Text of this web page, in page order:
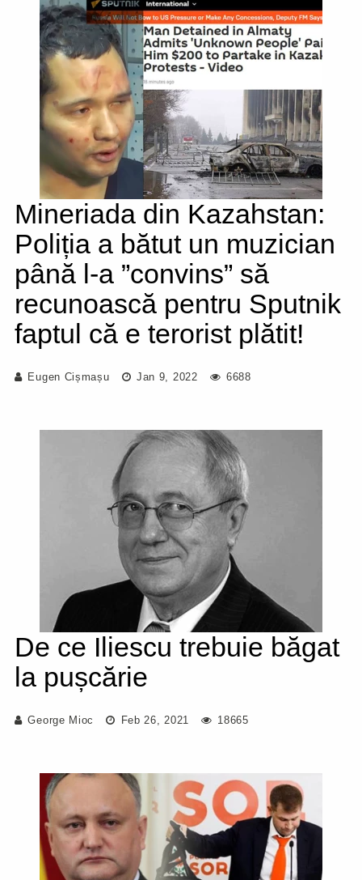
Mineriada din Kazahstan:
Poliția a bătut un muzician
până l-a ”convins” să
recunoască pentru Sputnik
faptul că e terorist plătit!
Eugen Cișmașu Jan 9, 2022 6688
De ce Iliescu trebuie băgat
la pușcărie
George Mioc Feb 26, 2021 18665